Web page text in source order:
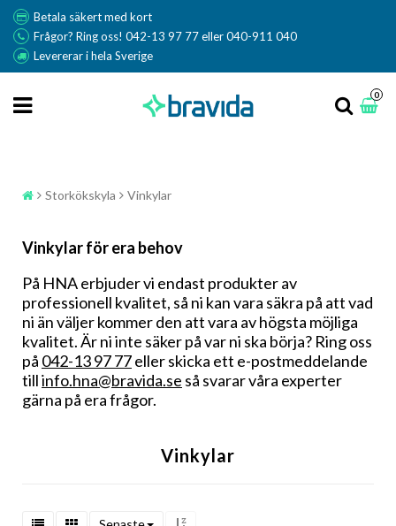
Betala säkert med kort
Frågor? Ring oss! 042-13 97 77 eller 040-911 040
Levererar i hela Sverige
0
Storkökskyla Vinkylar
Vinkylar för era behov
På HNA erbjuder vi endast produkter av
professionell kvalitet, så ni kan vara säkra på att vad
ni än väljer kommer den att vara av högsta möjliga
kvalitet. Är ni inte säker på var ni ska börja? Ring oss
på 042-13 97 77eller skicka ett e-postmeddelande
tillinfo.hna@bravida.se så svarar våra experter
gärna på era frågor.
Vinkylar